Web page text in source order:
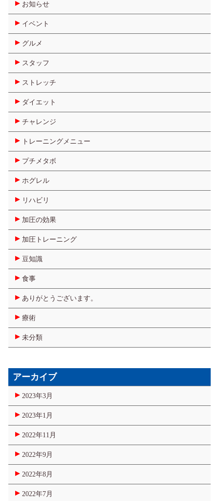
お知らせ
イベント
グルメ
スタッフ
ストレッチ
ダイエット
チャレンジ
トレーニングメニュー
プチメタボ
ホグレル
リハビリ
加圧の効果
加圧トレーニング
豆知識
食事
ありがとうございます。
療術
未分類
アーカイブ
2023年3月
2023年1月
2022年11月
2022年9月
2022年8月
2022年7月